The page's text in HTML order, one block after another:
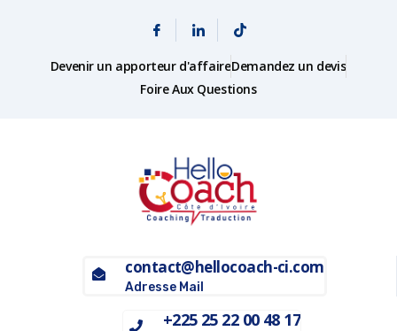
Devenir un apporteur d'affaireDemandez un devis
Foire Aux Questions
contact@hellocoach-ci.com
Adresse Mail
+225 25 22 00 48 17